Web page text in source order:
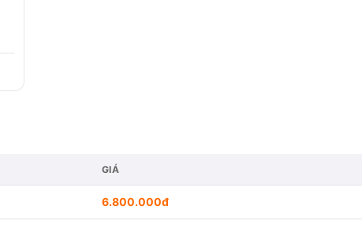
GIÁ
6.800.000đ